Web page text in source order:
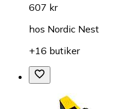
607 kr
hos Nordic Nest
+16 butiker